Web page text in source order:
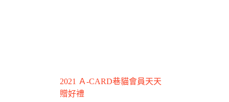
2021 Ａ-CARD巷貓會員天天
贈好禮